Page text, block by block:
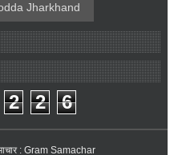
Jharkhand
2 2 6
: Gram Samachar